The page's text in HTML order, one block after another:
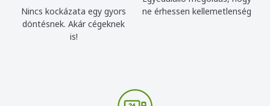
Nincs kockázata egy gyors
döntésnek. Akár cégeknek
is!
ne érhessen kellemetlenség